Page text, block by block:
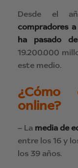
Desde el
compradores
ha pasado
19.200.000
este medio.
¿Cómo
online?
– La media de
entre los 16 y
los 39 años.